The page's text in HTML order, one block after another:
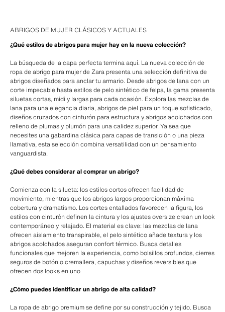
ABRIGOS DE MUJER CLÁSICOS Y ACTUALES
¿Qué estilos de abrigos para mujer hay en la nueva colección?
La búsqueda de la capa perfecta termina aquí. La nueva colección de
ropa de abrigo para mujer de Zara presenta una selección definitiva de
abrigos diseñados para anclar tu armario. Desde abrigos de lana con un
corte impecable hasta estilos de pelo sintético de felpa, la gama presenta
siluetas cortas, midi y largas para cada ocasión. Explora las mezclas de
lana para una elegancia diaria, abrigos de piel para un toque sofisticado,
diseños cruzados con cinturón para estructura y abrigos acolchados con
relleno de plumas y plumón para una calidez superior. Ya sea que
necesites una gabardina clásica para capas de transición o una pieza
llamativa, esta selección combina versatilidad con un pensamiento
vanguardista.
¿Qué debes considerar al comprar un abrigo?
Comienza con la silueta: los estilos cortos ofrecen facilidad de
movimiento, mientras que los abrigos largos proporcionan máxima
cobertura y dramatismo. Los cortes entallados favorecen la figura, los
estilos con cinturón definen la cintura y los ajustes oversize crean un look
contemporáneo y relajado. El material es clave: las mezclas de lana
ofrecen aislamiento transpirable, el pelo sintético añade textura y los
abrigos acolchados aseguran confort térmico. Busca detalles
funcionales que mejoren la experiencia, como bolsillos profundos, cierres
seguros de botón o cremallera, capuchas y diseños reversibles que
ofrecen dos looks en uno.
¿Cómo puedes identificar un abrigo de alta calidad?
La ropa de abrigo premium se define por su construcción y tejido. Busca